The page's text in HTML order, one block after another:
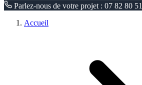
Parlez-nous de votre projet : 07 82 80
Accueil